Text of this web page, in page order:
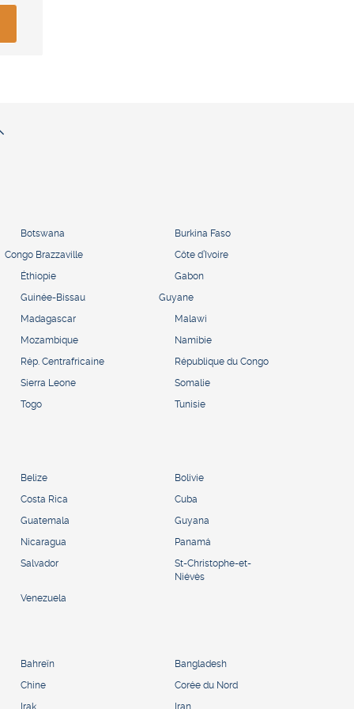
Botswana
Burkina Faso
Congo Brazzaville
Côte d’Ivoire
Éthiopie
Gabon
Guinée-Bissau
Guyane
Madagascar
Malawi
Mozambique
Namibie
Rép. Centrafricaine
République du Congo
Sierra Leone
Somalie
Togo
Tunisie
Belize
Bolivie
Costa Rica
Cuba
Guatemala
Guyana
Nicaragua
Panamá
Salvador
St-Christophe-et-
Niévès
Venezuela
Bahreïn
Bangladesh
Chine
Corée du Nord
Irak
Iran